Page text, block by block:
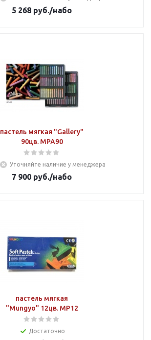
5 268 руб./набо
пастель мягкая "Gallery"
90цв. MPA90
Уточняйте наличие у менеджера
7 900 руб./набо
пастель мягкая
"Mungyo" 12цв. MP12
Достаточно